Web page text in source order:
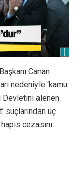
Canan
nedeniyle ‘kamu
Devletini alenen
suçlarından üç
cezasını